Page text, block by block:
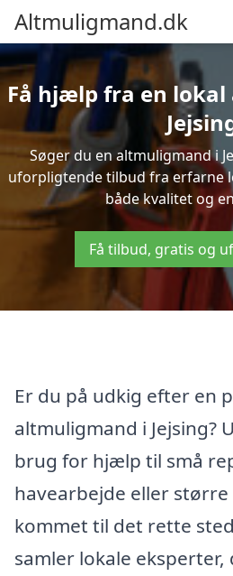
Altmuligmand.dk
Få hjælp fra en
Søger du en altmuligmand i
uforpligtende tilbud fra erfarne
både kvalitet og
Få tilbud, gratis og
Er du på udkig efter en
altmuligmand i Jejsing?
brug for hjælp til små
havearbejde eller større
kommet til det rette
samler lokale